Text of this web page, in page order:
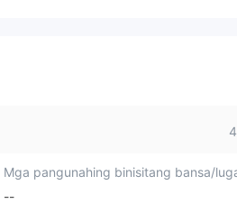
Mga pangunahing binisitang bansa/
--